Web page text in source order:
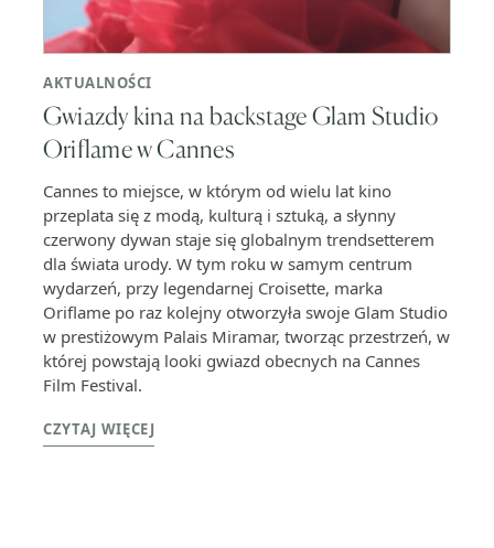
AKTUALNOŚCI
Gwiazdy kina na backstage Glam Studio
Oriflame w Cannes
Cannes to miejsce, w którym od wielu lat kino
przeplata się z modą, kulturą i sztuką, a słynny
czerwony dywan staje się globalnym trendsetterem
dla świata urody. W tym roku w samym centrum
wydarzeń, przy legendarnej Croisette, marka
Oriflame po raz kolejny otworzyła swoje Glam Studio
w prestiżowym Palais Miramar, tworząc przestrzeń, w
której powstają looki gwiazd obecnych na Cannes
Film Festival.
CZYTAJ WIĘCEJ